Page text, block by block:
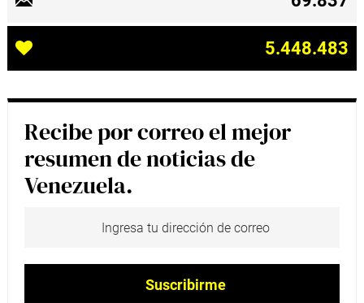
5.448.483
Recibe por correo el mejor
resumen de noticias de
Venezuela.